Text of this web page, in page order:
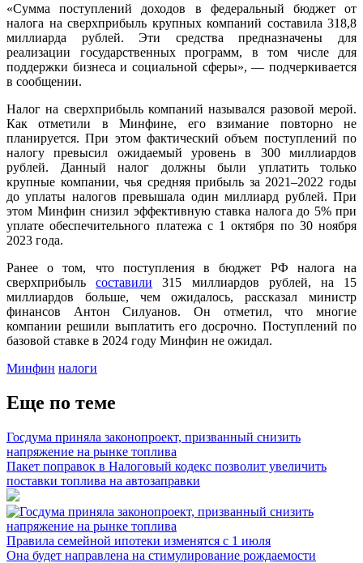
«Сумма поступлений доходов в федеральный бюджет от
налога на сверхприбыль крупных компаний составила 318,8
миллиарда рублей. Эти средства предназначены для
реализации государственных программ, в том числе для
поддержки бизнеса и социальной сферы», — подчеркивается
в сообщении.
Налог на сверхприбыль компаний назывался разовой мерой.
Как отметили в Минфине, его взимание повторно не
планируется. При этом фактический объем поступлений по
налогу превысил ожидаемый уровень в 300 миллиардов
рублей. Данный налог должны были уплатить только
крупные компании, чья средняя прибыль за 2021–2022 годы
до уплаты налогов превышала один миллиард рублей. При
этом Минфин снизил эффективную ставка налога до 5% при
уплате обеспечительного платежа с 1 октября по 30 ноября
2023 года.
Ранее о том, что поступления в бюджет РФ налога на
сверхприбыльсоставили 315 миллиардов рублей, на 15
миллиардов больше, чем ожидалось, рассказал министр
финансов Антон Силуанов. Он отметил, что многие
компании решили выплатить его досрочно. Поступлений по
базовой ставке в 2024 году Минфин не ожидал.
Минфин налоги
Еще по теме
Госдума приняла законопроект, призванный снизить
напряжение на рынке топлива
Пакет поправок в Налоговый кодекс позволит увеличить
поставки топлива на автозаправки
Правила семейной ипотеки изменятся с 1 июля
Она будет направлена на стимулирование рождаемости